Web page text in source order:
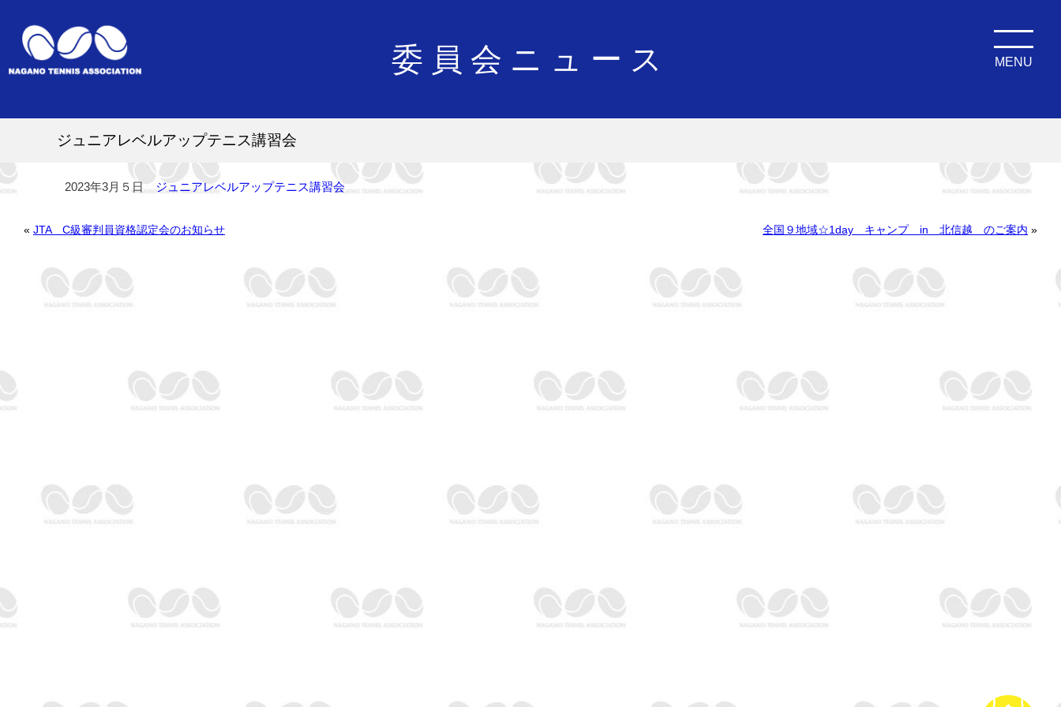
委員会ニュース MENU
ジュニアレベルアップテニス講習会
2023年3月５日 ジュニアレベルアップテニス講習会
« JTA C級審判員資格認定会のお知らせ 全国９地域☆1day キャンプ in 北信越 のご案内 »